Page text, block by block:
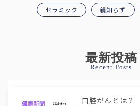
セラミック 親知らず
最新投稿
Recent Posts
口腔がんとは？